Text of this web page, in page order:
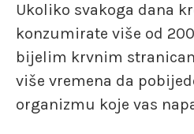
Ukoliko svakoga dana
konzumirate više od
bijelim krvnim
više vremena da
organizmu koje vas